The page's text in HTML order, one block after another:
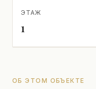
ЭТАЖ
1
ОБ ЭТОМ ОБЪЕКТЕ